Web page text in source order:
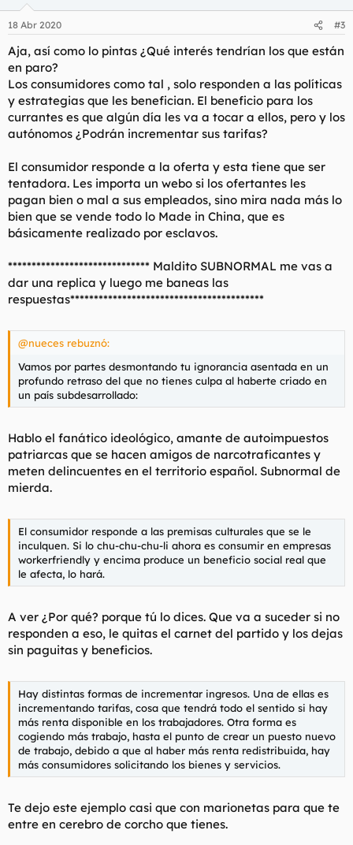
e
s
:
18 Abr 2020 #3
Aja, así como lo pintas ¿Qué interés tendrían los que están
en paro?
Los consumidores como tal , solo responden a las políticas
y estrategias que les benefician. El beneficio para los
currantes es que algún día les va a tocar a ellos, pero y los
autónomos ¿Podrán incrementar sus tarifas?
El consumidor responde a la oferta y esta tiene que ser
tentadora. Les importa un webo si los ofertantes les
pagan bien o mal a sus empleados, sino mira nada más lo
bien que se vende todo lo Made in China, que es
básicamente realizado por esclavos.
****************************** Maldito SUBNORMAL me vas a
dar una replica y luego me baneas las
respuestas*****************************************
@nueces rebuznó:
Vamos por partes desmontando tu ignorancia asentada en un
profundo retraso del que no tienes culpa al haberte criado en
un país subdesarrollado:
Hablo el fanático ideológico, amante de autoimpuestos
patriarcas que se hacen amigos de narcotraficantes y
meten delincuentes en el territorio español. Subnormal de
mierda.
El consumidor responde a las premisas culturales que se le
inculquen. Si lo chu-chu-chu-li ahora es consumir en empresas
workerfriendly y encima produce un beneficio social real que
le afecta, lo hará.
A ver ¿Por qué? porque tú lo dices. Que va a suceder si no
responden a eso, le quitas el carnet del partido y los dejas
sin paguitas y beneficios.
Hay distintas formas de incrementar ingresos. Una de ellas es
incrementando tarifas, cosa que tendrá todo el sentido si hay
más renta disponible en los trabajadores. Otra forma es
cogiendo más trabajo, hasta el punto de crear un puesto nuevo
de trabajo, debido a que al haber más renta redistribuida, hay
más consumidores solicitando los bienes y servicios.
Te dejo este ejemplo casi que con marionetas para que te
entre en cerebro de corcho que tienes.